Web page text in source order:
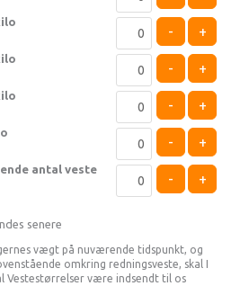
- +
- +
- +
- +
antal veste
- +
senere
vægt på nuværende tidspunkt, og
omkring redningsveste, skal I
Vestestørrelser være indsendt til os